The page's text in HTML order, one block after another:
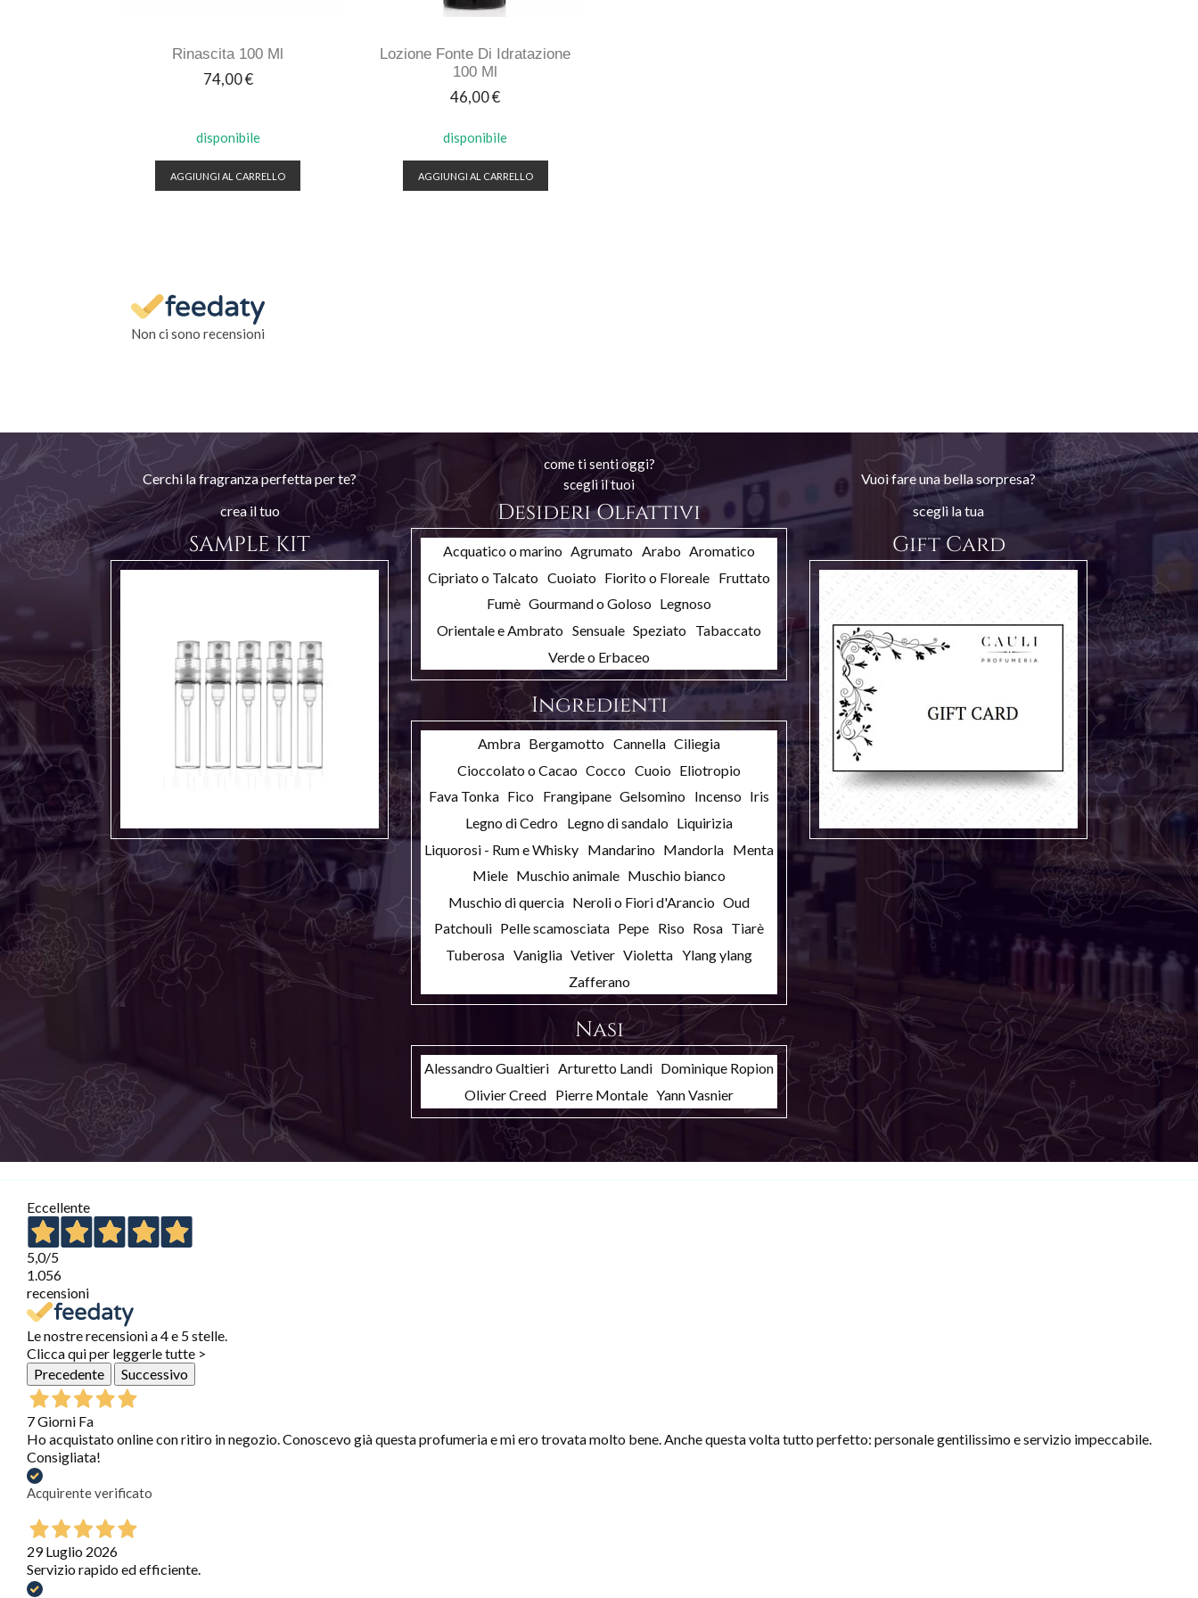
Rinascita 100 Ml
Prezzo
74,00 €
disponibile
AGGIUNGI AL CARRELLO
Lozione Fonte Di Idratazione
100 Ml
Prezzo
46,00 €
disponibile
AGGIUNGI AL CARRELLO
Non ci sono recensioni
Cerchi la fragranza perfetta per te?
crea il tuo
SAMPLE KIT
come ti senti oggi?
scegli il tuoi
Desideri Olfattivi
Acquatico o marino Agrumato Arabo Aromatico
Cipriato o Talcato Cuoiato Fiorito o Floreale Fruttato
Fumè Gourmand o Goloso Legnoso
Orientale e Ambrato Sensuale Speziato Tabaccato
Verde o Erbaceo
Ingredienti
Ambra Bergamotto Cannella Ciliegia
Cioccolato o Cacao Cocco Cuoio Eliotropio
Fava Tonka Fico Frangipane Gelsomino Incenso Iris
Legno di Cedro Legno di sandalo Liquirizia
Liquorosi - Rum e Whisky Mandarino Mandorla Menta
Miele Muschio animale Muschio bianco
Muschio di quercia Neroli o Fiori d'Arancio Oud
Patchouli Pelle scamosciata Pepe Riso Rosa Tiarè
Tuberosa Vaniglia Vetiver Violetta Ylang ylang
Zafferano
Nasi
Alessandro Gualtieri Arturetto Landi Dominique Ropion
Olivier Creed Pierre Montale Yann Vasnier
Vuoi fare una bella sorpresa?
scegli la tua
Gift Card
Eccellente
5,0/5
1.056
recensioni
Le nostre recensioni a 4 e 5 stelle.
Clicca qui per leggerle tutte >
Precedente
Successivo
7 Giorni Fa
Ho acquistato online con ritiro in negozio. Conoscevo già questa profumeria e mi ero trovata molto bene. Anche questa volta tutto perfetto: personale gentilissimo e servizio impeccabile.
Consigliata!
Acquirente verificato
29 Luglio 2026
Servizio rapido ed efficiente.